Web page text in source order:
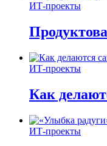
ИТ-проекты
ИТ-проекты
Как
ИТ-проекты